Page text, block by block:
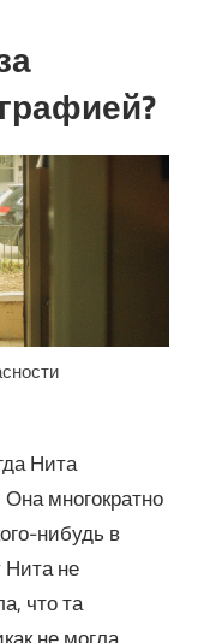
Нита
многократно
нибудь в
не
что та